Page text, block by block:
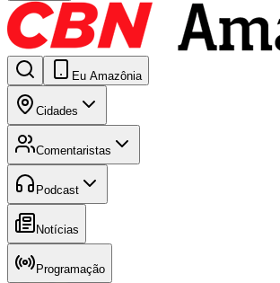
Eu Amazônia
Cidades
Comentaristas
Podcast
Notícias
Programação